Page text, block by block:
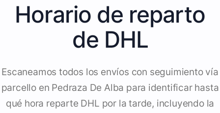
Horario de reparto
de DHL
Escaneamos todos los envíos con seguimiento vía
parcello en Pedraza De Alba para identificar hasta
qué hora reparte DHL por la tarde, incluyendo la